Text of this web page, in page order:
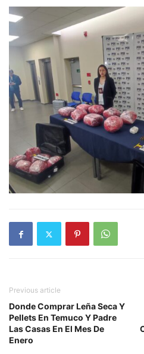
Previous article
Donde Comprar Leña Seca Y
Pellets En Temuco Y Padre
Las Casas En El Mes De
Enero